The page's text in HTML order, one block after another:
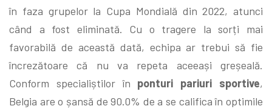
în faza grupelor la Cupa Mondială din 2022, atunci
când a fost eliminată. Cu o tragere la sorți mai
favorabilă de această dată, echipa ar trebui să fie
încrezătoare că nu va repeta aceeași greșeală.
Conform specialiștilor în ponturi pariuri sportive,
Belgia are o șansă de 90.0% de a se califica în optimile